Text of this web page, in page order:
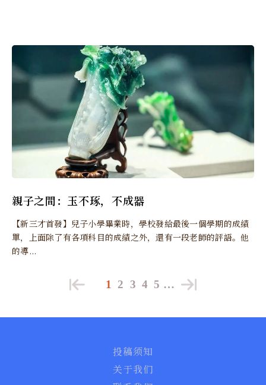
親子之間：玉不琢，不成器
【新三才首發】兒子小學畢業時，學校發給最後一個學期的成績
單，上面除了有各項科目的成績之外，還有一段老師的評語。他
的導...
1 2 3 4 5 …
投稿须知
关于我们